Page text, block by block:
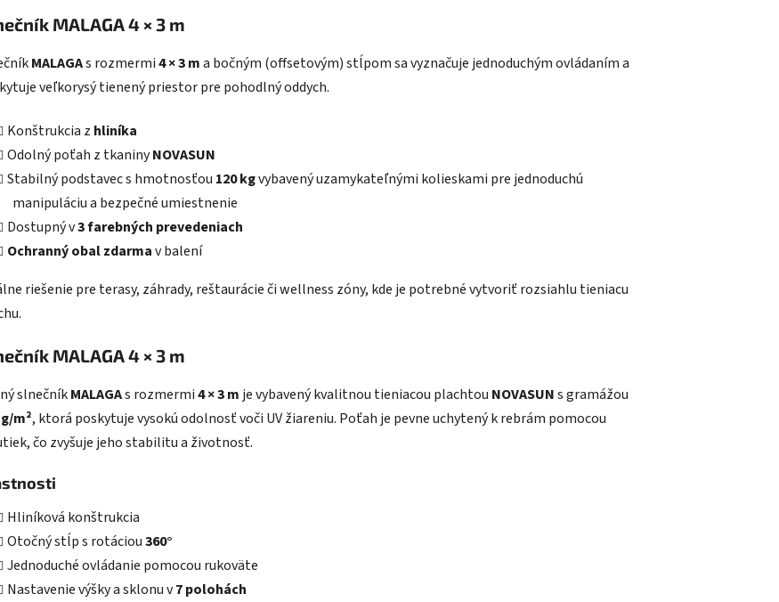
MALAGA 4 × 3 m
MALAGAs rozmermi4 × 3 ma bočným (offsetovým) stĺpom sa vyznačuje jednoduchým ovládaním a
veľkorysý tienený priestor pre pohodlný oddych.
Konštrukcia z hliníka
Odolný poťah z tkaninyNOVASUN
Stabilný podstavec s hmotnosťou 120 kgvybavený uzamykateľnými kolieskami pre jednoduchú
manipuláciu a bezpečné umiestnenie
Dostupný v3 farebných prevedeniach
Ochranný obal zdarmav balení
riešenie pre terasy, záhrady, reštaurácie či wellness zóny, kde je potrebné vytvoriť rozsiahlu tieniacu
MALAGA 4 × 3 m
slnečníkMALAGAs rozmermi4 × 3 m je vybavený kvalitnou tieniacou plachtou NOVASUNs gramážou
m², ktorá poskytuje vysokú odolnosť voči UV žiareniu. Poťah je pevne uchytený k rebrám pomocou
čo zvyšuje jeho stabilitu a životnosť.
Hliníková konštrukcia
Otočný stĺp s rotáciou360°
Jednoduché ovládanie pomocou rukoväte
Nastavenie výšky a sklonu v7 polohách